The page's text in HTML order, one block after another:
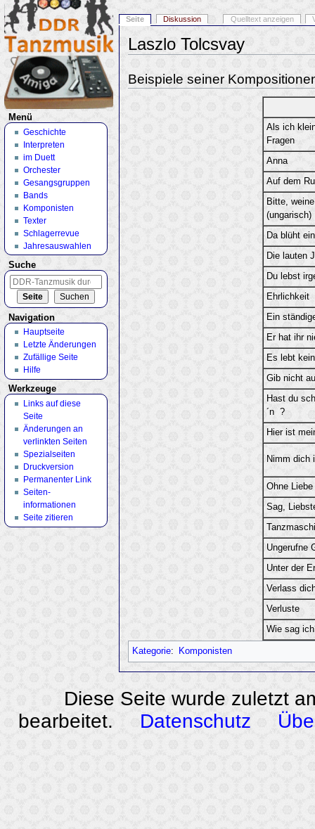
Laszlo Tolcsvay
Beispiele seiner
Als ich
Fragen
Anna
Auf dem
Bitte,
(ungarisch)
Da blüht
Die lauten
Du lebst
Ehrlichkeit
Ein
Er hat ihr
Es lebt
Gib nicht
Hast du
´n ?
Hier ist
Nimm dich
Ohne Liebe
Sag,
Ungerufne
Unter der
Verlass
Verluste
Wie sag
Kategorie: Komponisten
Seite Diskussion Quelltext anzeigen
Menü
Geschichte
Interpreten
im Duett
Orchester
Gesangsgruppen
Bands
Komponisten
Texter
Schlagerrevue
Jahresauswahlen
Suche
Navigation
Hauptseite
Letzte Änderungen
Zufällige Seite
Hilfe
Werkzeuge
Links auf diese
Seite
Änderungen an
verlinkten Seiten
Spezialseiten
Druckversion
Permanenter Link
Seiten­
informationen
Seite zitieren
Diese Seite wurde zuletzt
bearbeitet.
Datenschutz